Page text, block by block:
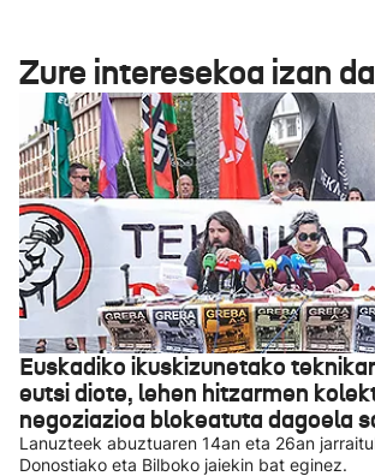
Zure interesekoa izan
Euskadiko ikuskizunetako
eutsi diote, lehen hitzarmen
negoziazioa blokeatuta dagoela
Lanuzteek abuztuaren 14an eta 26an
Donostiako eta Bilboko jaiekin bat eginez.